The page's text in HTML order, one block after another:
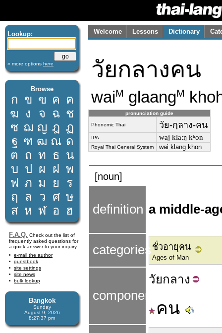
Lookup:
» more options here
Browse
ก ข ฃ ค ฅ
ฆ ง จ ฉ ช
ซ ฌ ญ ฎ ฏ
ฐ ฑ ฒ ณ ด
ต ถ ท ธ น
บ ป ผ ฝ พ
ฟ ภ ม ย
ร
ฤ
ล ว ศ ษ
ส ห ฬ อ ฮ
F.A.Q. Check out the list of
frequently asked questions for
a quick answer to your inquiry
e-mail the author
guestbook
site settings
site news
bulk lookup
Bangkok
Sunday
August 9, 2026
8:27:38 pm
Welcome Lessons Dictionary
วัยกลางคน
waiM glaangM
pronunciation guide
Phonemic Thai วัย-กฺลาง-คน
IPA waj klaːŋ kʰon
Royal Thai General System wai klang khon
[noun]
definition a middle-
categories ชั่วอายุคน
Ages of Man
components
วัยกลาง
คน